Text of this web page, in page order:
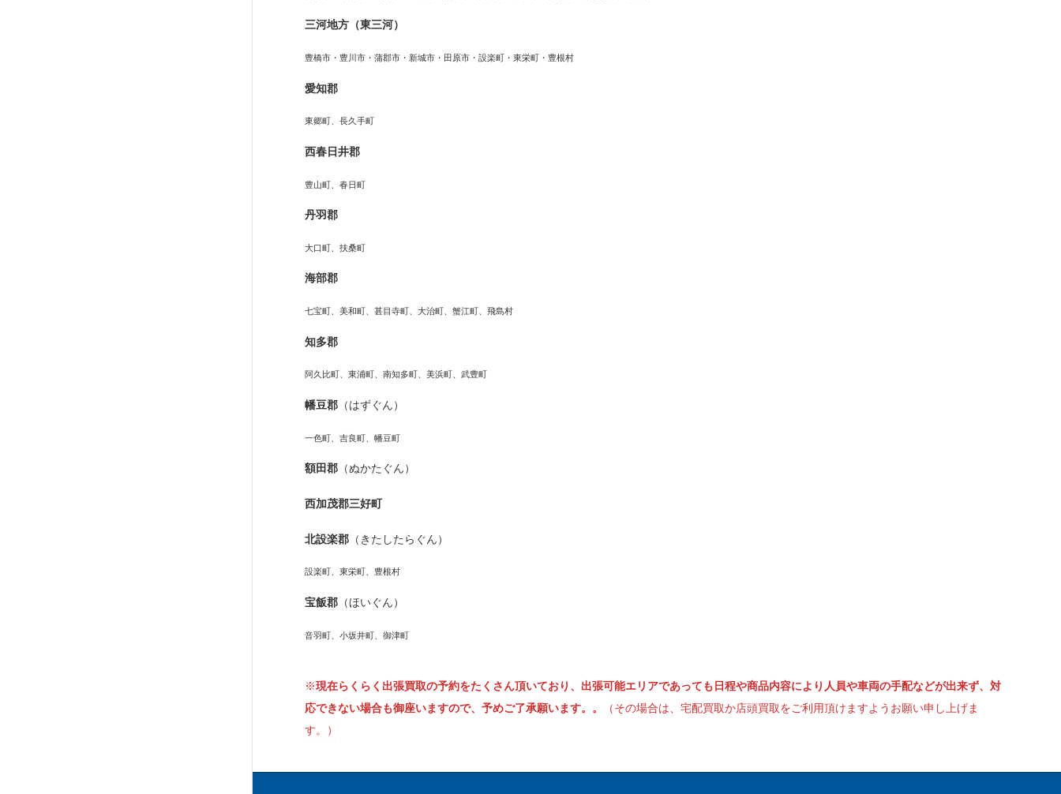
三河地方（東三河）
豊橋市・豊川市・蒲郡市・新城市・田原市・設楽町・東栄町・豊根村
愛知郡
東郷町、長久手町
西春日井郡
豊山町、春日町
丹羽郡
大口町、扶桑町
海部郡
七宝町、美和町、甚目寺町、大治町、蟹江町、飛島村
知多郡
阿久比町、東浦町、南知多町、美浜町、武豊町
幡豆郡 （はずぐん）
一色町、吉良町、幡豆町
額田郡 （ぬかたぐん）
西加茂郡三好町
北設楽郡 （きたしたらぐん）
設楽町、東栄町、豊根村
宝飯郡 （ほいぐん）
音羽町、小坂井町、御津町
※現在らくらく出張買取の予約をたくさん頂いており、出張可能エリアであっても日程や商品内容により人員や車両の手配などが出来ず、対
応できない場合も御座いますので、予めご了承願います。。
（その場合は、宅配買取か店頭買取をご利用頂けますようお願い申し上げま
す。）